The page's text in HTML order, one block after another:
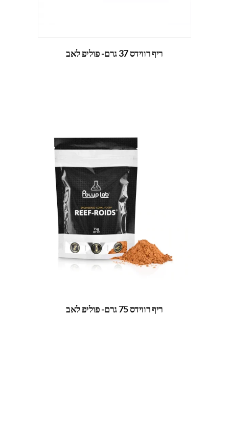
ריף רווידס 37 גרם- פוליפ לאב
ריף רווידס 75 גרם- פוליפ לאב